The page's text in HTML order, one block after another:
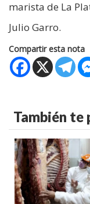
marista de La
Julio Garro.
Compartir esta nota
También te